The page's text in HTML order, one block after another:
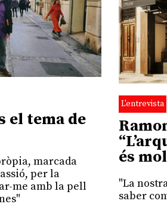
el tema de
marcada
per la
me amb la pell
L'entrevista
és
"La
saber